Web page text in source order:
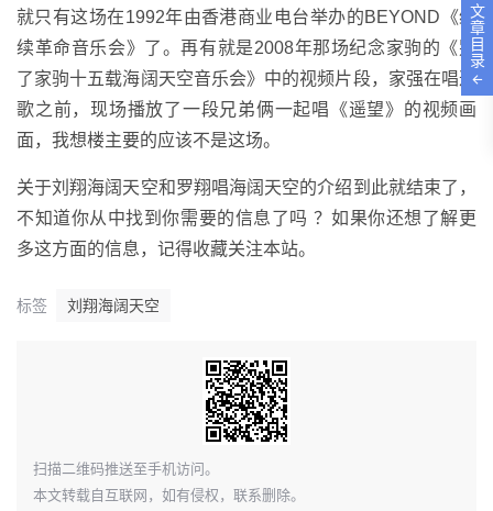
就只有这场在1992年由香港商业电台举办的BEYOND《继
续革命音乐会》了。再有就是2008年那场纪念家驹的《别
了家驹十五载海阔天空音乐会》中的视频片段，家强在唱这
歌之前，现场播放了一段兄弟俩一起唱《遥望》的视频画
面，我想楼主要的应该不是这场。
关于刘翔海阔天空和罗翔唱海阔天空的介绍到此就结束了，
不知道你从中找到你需要的信息了吗 ？如果你还想了解更
多这方面的信息，记得收藏关注本站。
标签 刘翔海阔天空
​扫描二维码推送至手机访问。
本文转载自互联网，如有侵权，联系删除。
文
章
目
录